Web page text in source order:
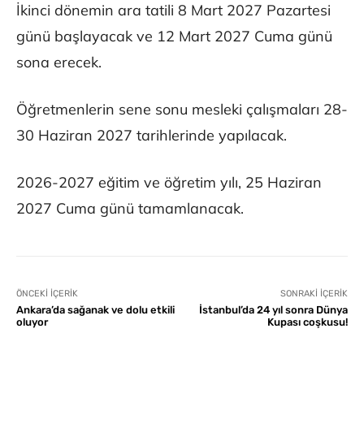
İkinci dönemin ara tatili 8 Mart 2027 Pazartesi
günü başlayacak ve 12 Mart 2027 Cuma günü
sona erecek.
Öğretmenlerin sene sonu mesleki çalışmaları 28-
30 Haziran 2027 tarihlerinde yapılacak.
2026-2027 eğitim ve öğretim yılı, 25 Haziran
2027 Cuma günü tamamlanacak.
ÖNCEKI İÇERIK
Ankara’da sağanak ve dolu etkili
oluyor
SONRAKI İÇERIK
İstanbul’da 24 yıl sonra Dünya
Kupası coşkusu!